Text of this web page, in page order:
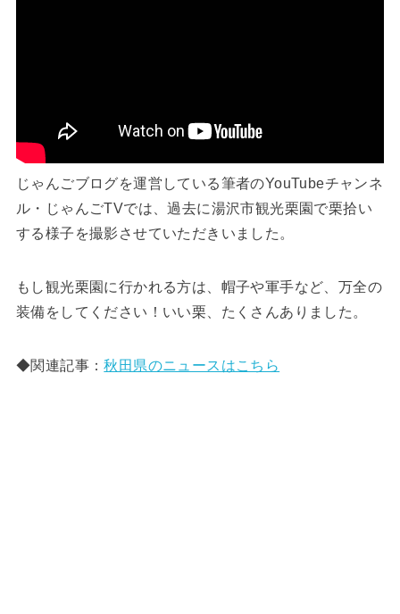
じゃんごブログを運営している筆者のYouTubeチャンネ
ル・じゃんごTVでは、過去に湯沢市観光栗園で栗拾い
する様子を撮影させていただきいました。
もし観光栗園に行かれる方は、帽子や軍手など、万全の
装備をしてください！いい栗、たくさんありました。
◆関連記事：秋田県のニュースはこちら